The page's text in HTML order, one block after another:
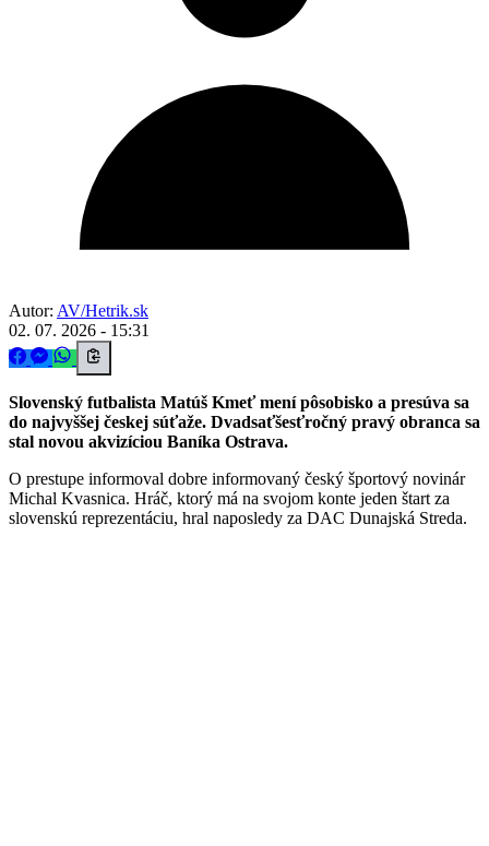
Autor: AV/Hetrik.sk
02. 07. 2026 - 15:31
Slovenský futbalista Matúš Kmeť mení pôsobisko a presúva sa
do najvyššej českej súťaže. Dvadsaťšesťročný pravý obranca sa
stal novou akvizíciou Baníka Ostrava.
O prestupe informoval dobre informovaný český športový novinár
Michal Kvasnica. Hráč, ktorý má na svojom konte jeden štart za
slovenskú reprezentáciu, hral naposledy za DAC Dunajská Streda.